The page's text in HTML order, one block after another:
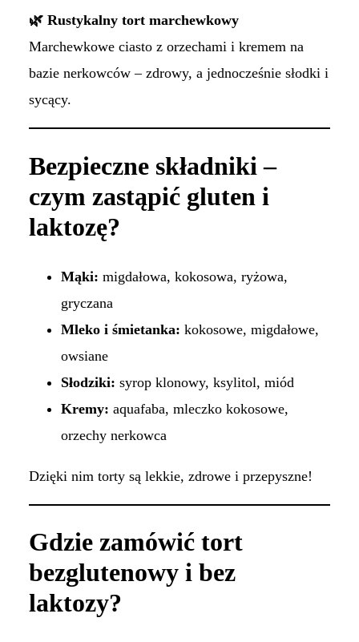
🌿 Rustykalny tort marchewkowy
Marchewkowe ciasto z orzechami i kremem na
bazie nerkowców – zdrowy, a jednocześnie słodki i
sycący.
Bezpieczne składniki –
czym zastąpić gluten i
laktozę?
Mąki: migdałowa, kokosowa, ryżowa,
gryczana
Mleko i śmietanka: kokosowe, migdałowe,
owsiane
Słodziki: syrop klonowy, ksylitol, miód
Kremy: aquafaba, mleczko kokosowe,
orzechy nerkowca
Dzięki nim torty są lekkie, zdrowe i przepyszne!
Gdzie zamówić tort
bezglutenowy i bez
laktozy?